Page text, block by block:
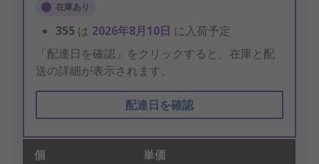
在庫あり
355 は 2026年8月10日 に入荷予定
「配達日を確認」をクリックすると、在庫と配
送の詳細が表示されます。
配達日を確認
個 単価